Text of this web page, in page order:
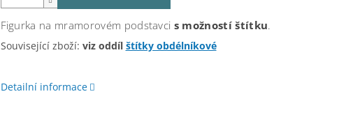
Figurka na mramorovém podstavci s možností štítku.
Související zboží: viz oddíl štítky obdélníkové
Detailní informace